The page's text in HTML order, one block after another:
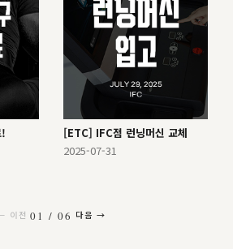
[ETC] IFC점 런닝머신 교체
2025-07-31
이전 01 / 06 다음 →